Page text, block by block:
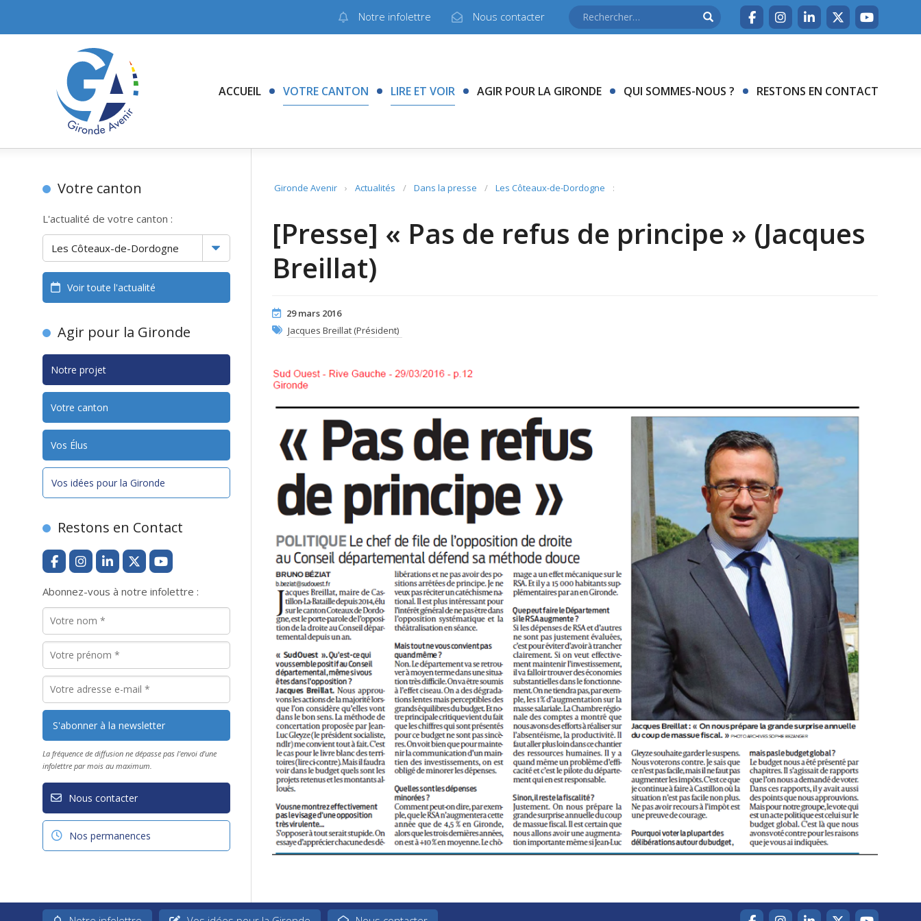
Notre infolettre Nous contacter
ACCUEIL VOTRE CANTON LIRE ET VOIR AGIR POUR LA GIRONDE QUI SOMMES-NOUS ? RESTONS EN CONTACT
Gironde Avenir › Actualités / Dans la presse / Les Côteaux-de-Dordogne :
[Presse] « Pas de refus de principe » (Jacques
Breillat)
29 mars 2016
Jacques Breillat (Président)
Votre canton
L'actualité de votre canton :
Voir toute l'actualité
Agir pour la Gironde
Notre projet
Votre canton
Vos Élus
Vos idées pour la Gironde
Restons en Contact
Abonnez-vous à notre infolettre :
La fréquence de diffusion ne dépasse pas l'envoi d'une
infolettre par mois au maximum.
Nous contacter
Nos permanences